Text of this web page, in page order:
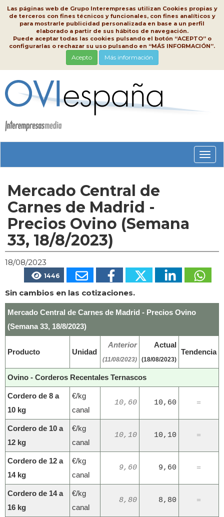
Las páginas web de Grupo Interempresas utilizan Cookies propias y
de terceros con fines técnicos y funcionales, con fines analíticos y
para mostrarle publicidad personalizada en base a un perfil
elaborado a partir de sus hábitos de navegación.
Puede aceptar todas las cookies pulsando el botón “ACEPTO” o
configurarlas o rechazar su uso pulsando en “MÁS INFORMACIÓN”.
Acepto Más información
Mercado Central de
Carnes de Madrid -
Precios Ovino (Semana
33, 18/8/2023)
18/08/2023
1446
Sin cambios en las cotizaciones.
Mercado Central de Carnes de Madrid - Precios Ovino
(Semana 33, 18/8/2023)
Producto Unidad
Anterior
(11/08/2023)
Actual
(18/08/2023)
Tendencia
Ovino - Corderos Recentales Ternascos
Cordero de 8 a
10 kg
€/kg
canal
10,60 10,60 =
Cordero de 10 a
12 kg
€/kg
canal
10,10 10,10 =
Cordero de 12 a
14 kg
€/kg
canal
9,60 9,60 =
Cordero de 14 a
16 kg
€/kg
canal
8,80 8,80 =